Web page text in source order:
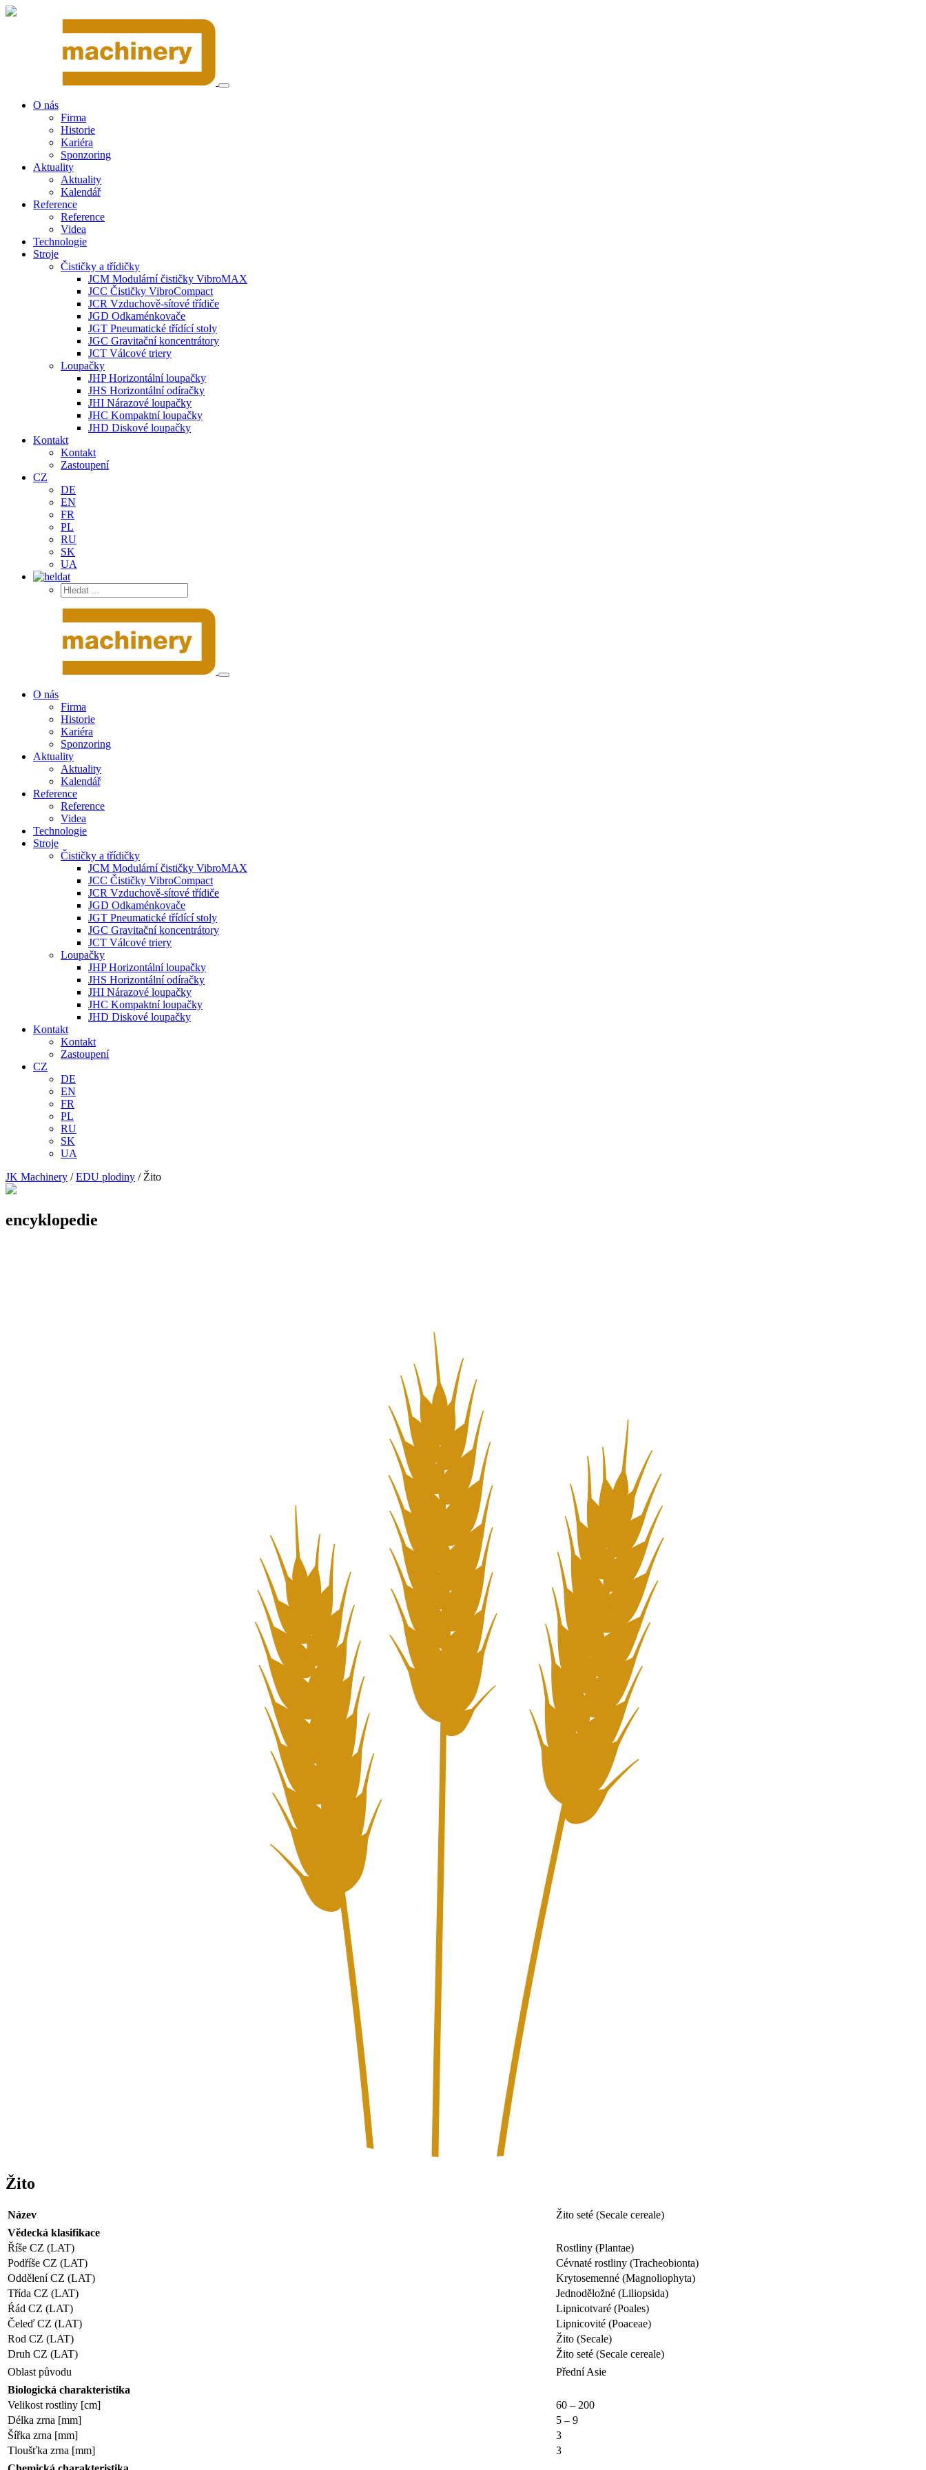
O nás
Firma
Historie
Kariéra
Sponzoring
Aktuality
Aktuality
Kalendář
Reference
Reference
Videa
Technologie
Stroje
Čističky a třídičky
JCM Modulární čističky VibroMAX
JCC Čističky VibroCompact
JCR Vzduchově-sítové třídiče
JGD Odkaménkovače
JGT Pneumatické třídící stoly
JGC Gravitační koncentrátory
JCT Válcové triery
Loupačky
JHP Horizontální loupačky
JHS Horizontální odíračky
JHI Nárazové loupačky
JHC Kompaktní loupačky
JHD Diskové loupačky
Kontakt
Kontakt
Zastoupení
CZ
DE
EN
FR
PL
RU
SK
UA
O nás
Firma
Historie
Kariéra
Sponzoring
Aktuality
Aktuality
Kalendář
Reference
Reference
Videa
Technologie
Stroje
Čističky a třídičky
JCM Modulární čističky VibroMAX
JCC Čističky VibroCompact
JCR Vzduchově-sítové třídiče
JGD Odkaménkovače
JGT Pneumatické třídící stoly
JGC Gravitační koncentrátory
JCT Válcové triery
Loupačky
JHP Horizontální loupačky
JHS Horizontální odíračky
JHI Nárazové loupačky
JHC Kompaktní loupačky
JHD Diskové loupačky
Kontakt
Kontakt
Zastoupení
CZ
DE
EN
FR
PL
RU
SK
UA
JK Machinery /EDU plodiny / Žito
encyklopedie
Žito
Název
Žito seté (Secale cereale)
Vědecká klasifikace
Říše CZ (LAT)
Rostliny (Plantae)
Podříše CZ (LAT)
Cévnaté rostliny (Tracheobionta)
Oddělení CZ (LAT)
Krytosemenné (Magnoliophyta)
Třída CZ (LAT)
Jednoděložné (Liliopsida)
Ŕád CZ (LAT)
Lipnicotvaré (Poales)
Čeleď CZ (LAT)
Lipnicovité (Poaceae)
Rod CZ (LAT)
Žito (Secale)
Druh CZ (LAT)
Žito seté (Secale cereale)
Oblast původu
Přední Asie
Biologická charakteristika
Velikost rostliny [cm]
60 – 200
Délka zrna [mm]
5 – 9
Šířka zrna [mm]
3
Tloušťka zrna [mm]
3